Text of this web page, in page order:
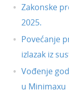
Zakonske
2025.
Povećanje
izlazak iz
Vođenje
u Minimaxu